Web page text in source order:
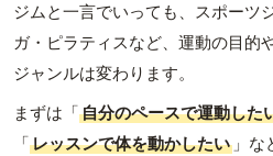
ジムと一言でいっても、スポーツ
ガ・ピラティスなど、運動の目的
ジャンルは変わります。
まずは「自分のペースで運動した
「レッスンで体を動かしたい 」